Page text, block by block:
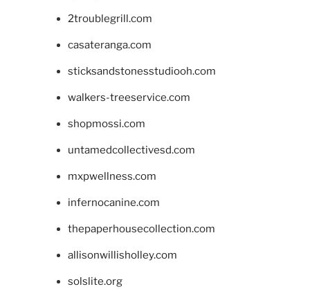
2troublegrill.com
casateranga.com
sticksandstonesstudiooh.com
walkers-treeservice.com
shopmossi.com
untamedcollectivesd.com
mxpwellness.com
infernocanine.com
thepaperhousecollection.com
allisonwillisholley.com
solslite.org